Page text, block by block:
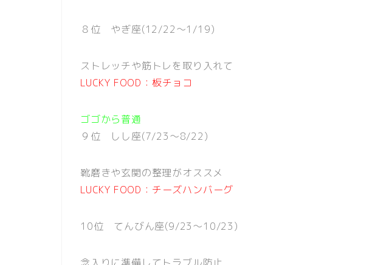
８位 やぎ座(12/22〜1/19)
ストレッチや筋トレを取り入れて
LUCKY FOOD：板チョコ
ゴゴから普通
９位 しし座(7/23〜8/22)
靴磨きや玄関の整理がオススメ
LUCKY FOOD：チーズハンバーグ
10位 てんびん座(9/23〜10/23)